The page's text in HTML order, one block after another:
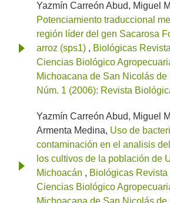
Yazmín Carreón Abud, Miguel
Potenciamiento traduccional
región líder del gen Sacarosa
arroz (sps1) , Biológicas
Ciencias Biológico
Michoacana de San Nicolás de
Núm. 1 (2006): Revista
Yazmín Carreón Abud, Miguel
Armenta Medina, Uso de
contaminación en el analisis
los cultivos de la población de
Michoacán , Biológicas Revista
Ciencias Biológico